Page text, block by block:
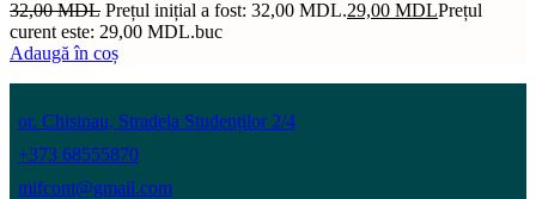
32,00MDL Prețul inițial a fost: 32,00 MDL.29,00 MDLPrețul
curent este: 29,00 MDL.buc
Adaugă în coș
or. Chisinau, Stradela Studenților 2/4
+373 68555870
mifcont@gmail.com